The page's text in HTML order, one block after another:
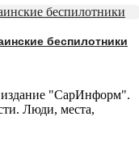
беспилотники
"СарИнформ".
Люди, места,